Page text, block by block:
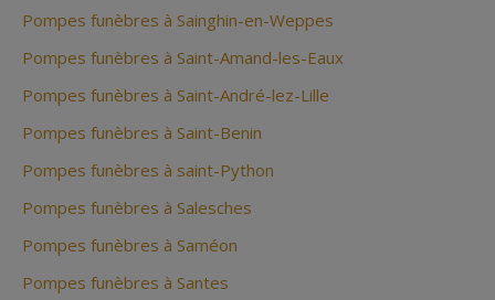
Pompes funèbres à Sainghin-en-Weppes
Pompes funèbres à Saint-Amand-les-Eaux
Pompes funèbres à Saint-André-lez-Lille
Pompes funèbres à Saint-Benin
Pompes funèbres à saint-Python
Pompes funèbres à Salesches
Pompes funèbres à Saméon
Pompes funèbres à Santes